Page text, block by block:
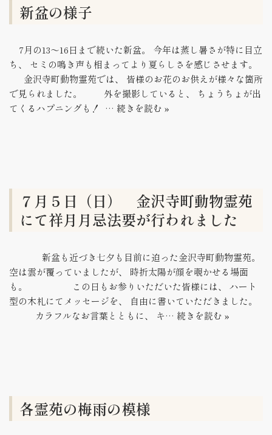
新盆の様子
7月の13～16日まで続いた新盆。 今年は蒸し暑さが特に目立
ち、 セミの鳴き声も相まってより夏らしさを感じさせます。
金沢寺町動物霊苑では、 皆様のお花のお供えが様々な箇所
で見られました。 外を撮影していると、 ちょうちょが出
てくるハプニングも！ … 続きを読む »
７月５日（日） 金沢寺町動物霊苑
にて祥月月忌法要が行われました
新盆も近づき七夕も目前に迫った金沢寺町動物霊苑。
空は雲が覆っていましたが、 時折太陽が顔を覗かせる場面
も。 この日もお参りいただいた皆様には、 ハート
型の木札にてメッセージを、 自由に書いていただきました。
カラフルなお言葉とともに、 キ… 続きを読む »
各霊苑の梅雨の模様